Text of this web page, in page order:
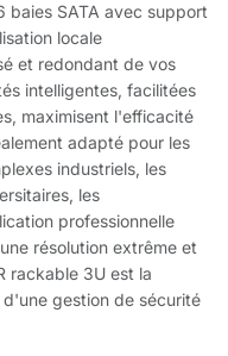
baies SATA avec support
locale
et redondant de vos
intelligentes, facilitées
maximisent l'efficacité
adapté pour les
industriels, les
les
professionnelle
résolution extrême et
rackable 3U est la
gestion de sécurité